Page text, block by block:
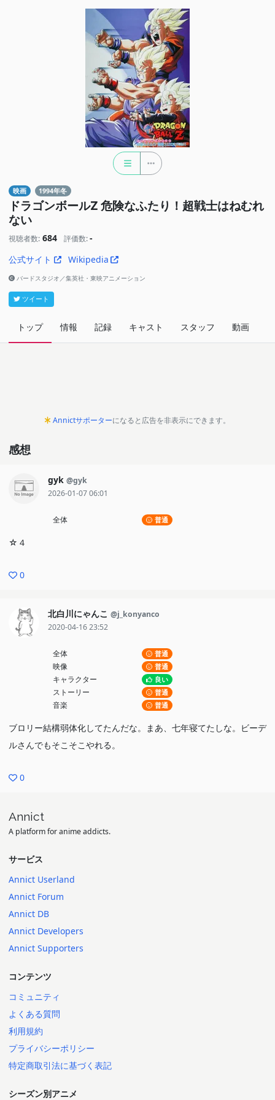
映画 1994年冬
ドラゴンボールZ 危険なふたり！超戦士はねむれ
ない
視聴者数: 684 評価数: -
公式サイト
Wikipedia
バードスタジオ／集英社・東映アニメーション
ツイート
トップ 情報 記録 キャスト スタッフ 動画
Annictサポーターになると広告を非表示にできます。
感想
gyk @gyk
2026-01-07 06:01
全体 普通
☆４
0
北白川にゃんこ @j_konyanco
2020-04-16 23:52
全体 普通
映像 普通
キャラクター 良い
ストーリー 普通
音楽 普通
ブロリー結構弱体化してたんだな。まあ、七年寝てたしな。ビーデ
ルさんでもそこそこやれる。
0
Annict
A platform for anime addicts.
サービス
Annict Userland
Annict Forum
Annict DB
Annict Developers
Annict Supporters
コンテンツ
コミュニティ
よくある質問
利用規約
プライバシーポリシー
特定商取引法に基づく表記
シーズン別アニメ